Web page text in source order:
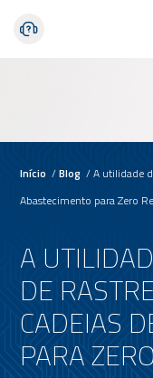
Início /Blog /A utilidade
Abastecimento para Zero
A
DE
CADEIAS
PARA